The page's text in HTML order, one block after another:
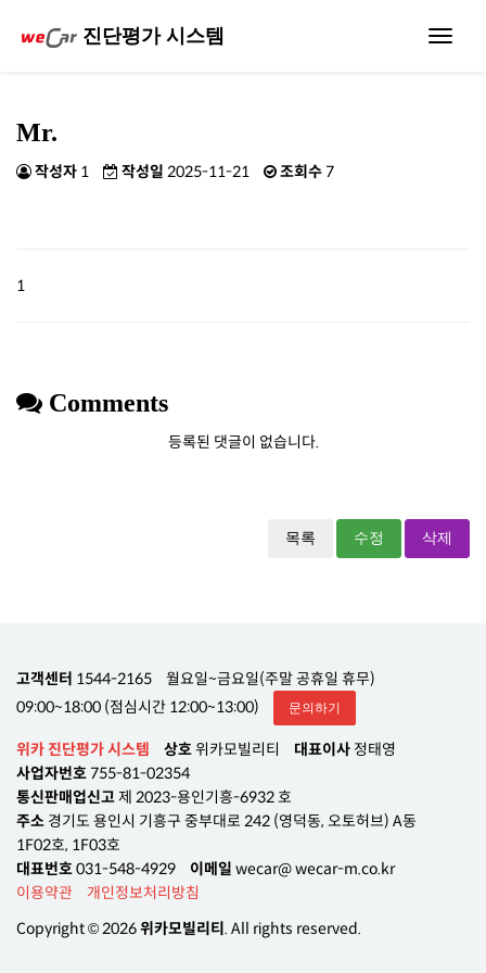
Toggle
진단평가 시스템
Mr.
작성자 1 작성일 2025-11-21 조회수 7
1
Comments
등록된 댓글이 없습니다.
목록 수정 삭제
고객센터 1544-2165
월요일~금요일(주말 공휴일 휴무)
09:00~18:00 (점심시간 12:00~13:00)
문의하기
위카 진단평가 시스템 상호위카모빌리티 대표이사 정태영
사업자번호 755-81-02354
통신판매업신고제 2023-용인기흥-6932 호
주소 경기도 용인시 기흥구 중부대로 242 (영덕동, 오토허브) A동
1F02호, 1F03호
대표번호031-548-4929 이메일 wecar@ wecar-m.co.kr
이용약관
개인정보처리방침
Copyright © 2026위카모빌리티. All rights reserved.